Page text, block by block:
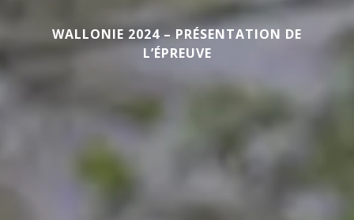
WALLONIE 2024 – PRÉSENTATION DE
L’ÉPREUVE